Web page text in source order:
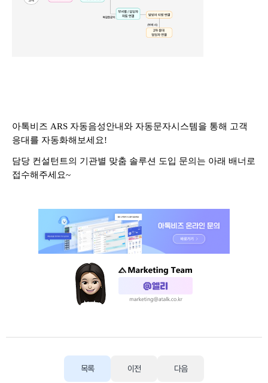
아톡비즈 ARS 자동음성안내와 자동문자시스템을 통해 고객
응대를 자동화해보세요!
담당 컨설턴트의 기관별 맞춤 솔루션 도입 문의는 아래 배너로
접수해주세요~
목록 이전 다음